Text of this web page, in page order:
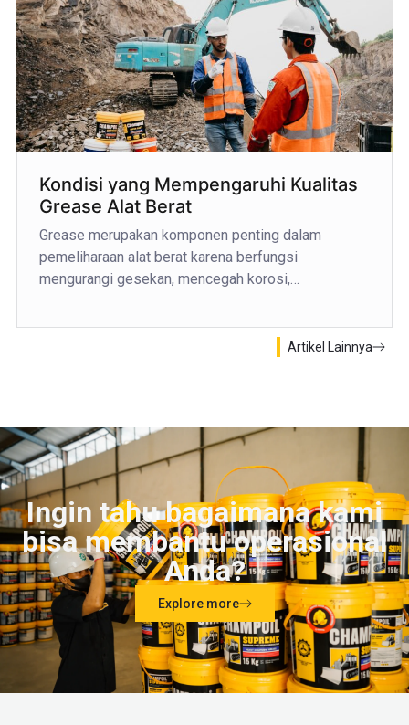
Kondisi yang Mempengaruhi Kualitas
Grease Alat Berat
Grease merupakan komponen penting dalam
pemeliharaan alat berat karena berfungsi
mengurangi gesekan, mencegah korosi,…
Artikel Lainnya
Ingin tahu bagaimana kami
bisa membantu operasional
Anda?
Explore more